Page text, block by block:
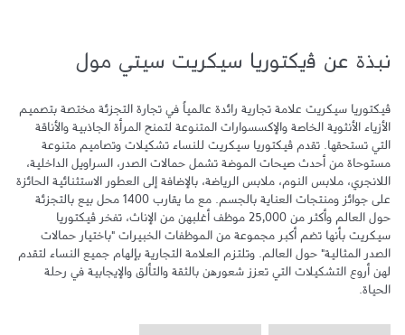
نبذة عن ﭬيكتوريا سيكريت سيتي مول
الحياة.